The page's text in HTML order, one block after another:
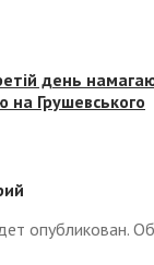
день
на Грушевського
опубликован.